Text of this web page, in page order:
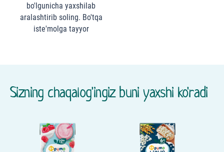
bo'lgunicha yaxshilab
aralashtirib soling. Bo'tqa
iste'molga tayyor
Sizning chaqalog'ingiz buni yaxshi ko'radi